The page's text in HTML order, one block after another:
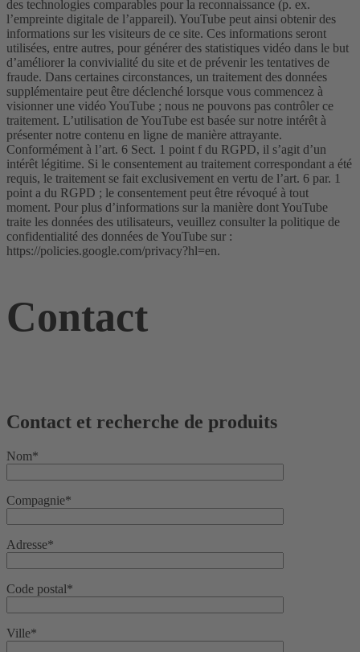
des technologies comparables pour la reconnaissance (p. ex.
l’empreinte digitale de l’appareil). YouTube peut ainsi obtenir des
informations sur les visiteurs de ce site. Ces informations seront
utilisées, entre autres, pour générer des statistiques vidéo dans le but
d’améliorer la convivialité du site et de prévenir les tentatives de
fraude. Dans certaines circonstances, un traitement des données
supplémentaire peut être déclenché lorsque vous commencez à
visionner une vidéo YouTube ; nous ne pouvons pas contrôler ce
traitement. L’utilisation de YouTube est basée sur notre intérêt à
présenter notre contenu en ligne de manière attrayante.
Conformément à l’art. 6 Sect. 1 point f du RGPD, il s’agit d’un
intérêt légitime. Si le consentement au traitement correspondant a été
requis, le traitement se fait exclusivement en vertu de l’art. 6 par. 1
point a du RGPD ; le consentement peut être révoqué à tout
moment. Pour plus d’informations sur la manière dont YouTube
traite les données des utilisateurs, veuillez consulter la politique de
confidentialité des données de YouTube sur :
https://policies.google.com/privacy?hl=en.
Contact
Contact et recherche de produits
Nom*
Compagnie*
Adresse*
Code postal*
Ville*